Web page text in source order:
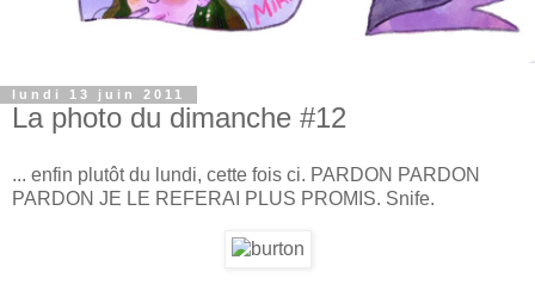
lundi 13 juin 2011
La photo du dimanche #12
... enfin plutôt du lundi, cette fois ci. PARDON PARDON
PARDON JE LE REFERAI PLUS PROMIS. Snife.